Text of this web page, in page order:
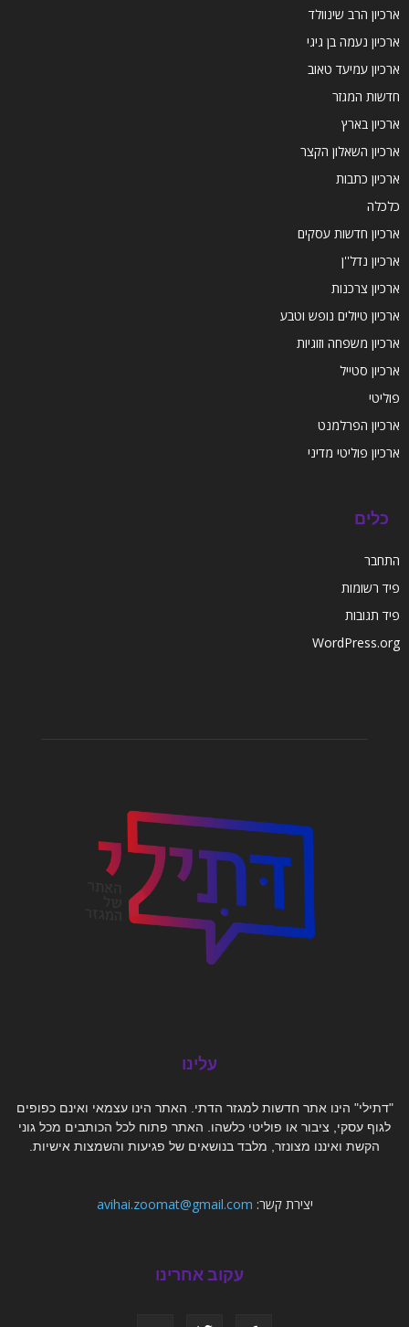
ארכיון הרב שינוולד
ארכיון נעמה בן גיגי
ארכיון עמיעד טאוב
חדשות המגזר
ארכיון בארץ
ארכיון השאלון הקצר
ארכיון כתבות
כלכלה
ארכיון חדשות עסקים
ארכיון נדל''ן
ארכיון צרכנות
ארכיון טיולים נופש וטבע
ארכיון משפחה וזוגיות
ארכיון סטייל
פוליטי
ארכיון הפרלמנט
ארכיון פוליטי מדיני
כלים
התחבר
פיד רשומות
פיד תגובות
WordPress.org
עלינו
"דתילי" הינו אתר חדשות למגזר הדתי. האתר הינו עצמאי ואינם כפופים
לגוף עסקי, ציבור או פוליטי כלשהו. האתר פתוח לכל הכותבים מכל גוני
הקשת ואיננו מצונזר, מלבד בנושאים של פגיעות והשמצות אישיות.
יצירת קשר: avihai.zoomat@gmail.com
עקוב אחרינו